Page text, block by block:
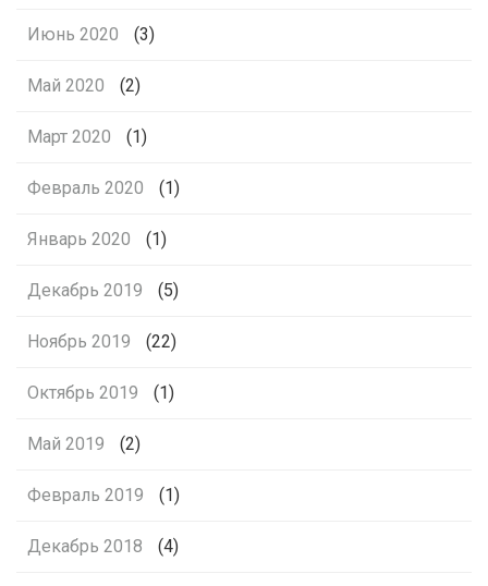
Июнь 2020 (3)
Май 2020 (2)
Март 2020 (1)
Февраль 2020 (1)
Январь 2020 (1)
Декабрь 2019 (5)
Ноябрь 2019 (22)
Октябрь 2019 (1)
Май 2019 (2)
Февраль 2019 (1)
Декабрь 2018 (4)